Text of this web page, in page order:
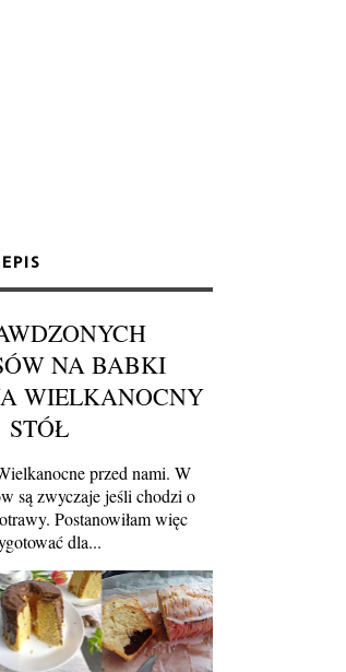
NA BABKI
WIELKANOCNY
STÓŁ
przed nami. W
są zwyczaje jeśli chodzi o
Postanowiłam więc
dla...